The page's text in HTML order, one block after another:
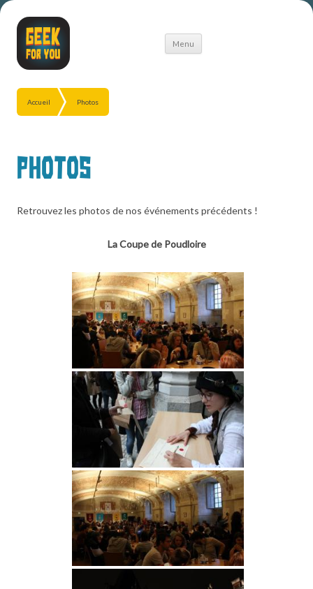
Menu
Aller
Accueil Photos
Photos
Retrouvez les photos de nos événements précédents !
La Coupe de Poudloire